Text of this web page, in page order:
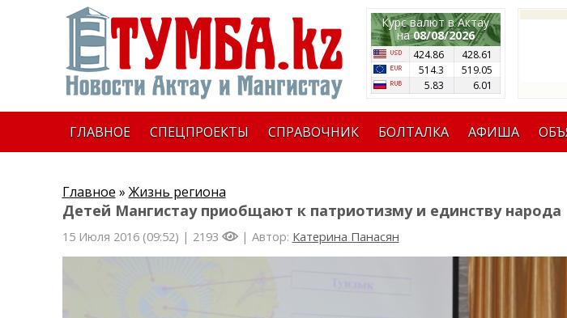
Курс валют в Актау
на08/08/2026
424.86
428.61
514.3
519.05
5.83
6.01
ГЛАВНОЕ СПЕЦПРОЕКТЫ СПРАВОЧНИК БОЛТАЛКА АФИША
Главное » Жизнь региона
Детей Мангистау приобщают к патриотизму и единству народа
15 Июля 2016 (09:52) | 2193 | Автор: Катерина Панасян